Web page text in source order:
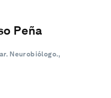
Peña
Neurobiólogo.,